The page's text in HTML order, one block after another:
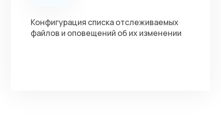
Конфигурация списка отслеживаемых
файлов и оповещений об их изменении